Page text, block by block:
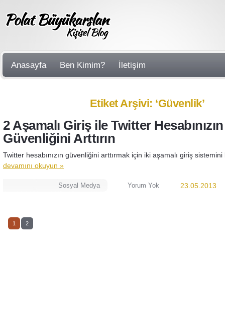
Anasayfa Ben Kimim? İletişim
Etiket Arşivi: ‘Güvenlik’
2 Aşamalı Giriş ile Twitter Hesabınızın
Güvenliğini Arttırın
Twitter hesabınızın güvenliğini arttırmak için iki aşamalı giriş
devamını okuyun »
Sosyal Medya Yorum Yok 23.05.2013
1 2